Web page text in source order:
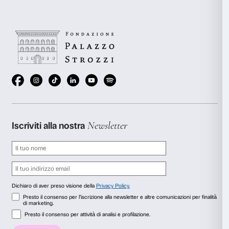
A sinistra: Lucio Fontana,Crocifissione, 1951,
destra: Emilio Vedova,Crocifissione
protesta n. 4